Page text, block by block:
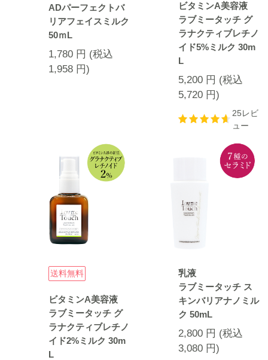
ADパーフェクトバ
リアフェイスミルク
50ｍL
1,780 円 (税込
1,958 円)
ビタミンA美容液
ラブミータッチ グ
ラナクティブレチノ
イド5%ミルク 30m
L
5,200 円 (税込
5,720 円)
25レビ
ュー
送料無料
ビタミンA美容液
ラブミータッチ グ
ラナクティブレチノ
イド2%ミルク 30m
L
乳液
ラブミータッチ ス
キンバリアナノミル
ク 50mL
2,800 円 (税込
3,080 円)